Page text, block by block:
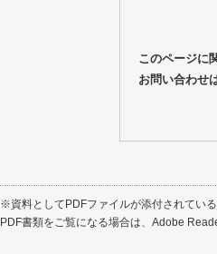
このページに
お問い合わせ
※資料としてPDFファイルが添付されてい
PDF書類をご覧になる場合は、Adobe